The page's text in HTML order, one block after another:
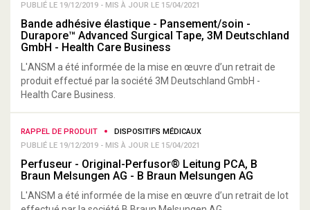
PUBLIÉ LE 19/12/2019 - MIS À JOUR LE 15/04/2021
Bande adhésive élastique - Pansement/soin -
Durapore™ Advanced Surgical Tape, 3M Deutschland
GmbH - Health Care Business
L'ANSM a été informée de la mise en œuvre d’un retrait de
produit effectué par la société 3M Deutschland GmbH -
Health Care Business.
RAPPEL DE PRODUIT
DISPOSITIFS MÉDICAUX
PUBLIÉ LE 19/12/2019 - MIS À JOUR LE 15/04/2021
Perfuseur - Original-Perfusor® Leitung PCA, B
Braun Melsungen AG - B Braun Melsungen AG
L'ANSM a été informée de la mise en œuvre d’un retrait de lot